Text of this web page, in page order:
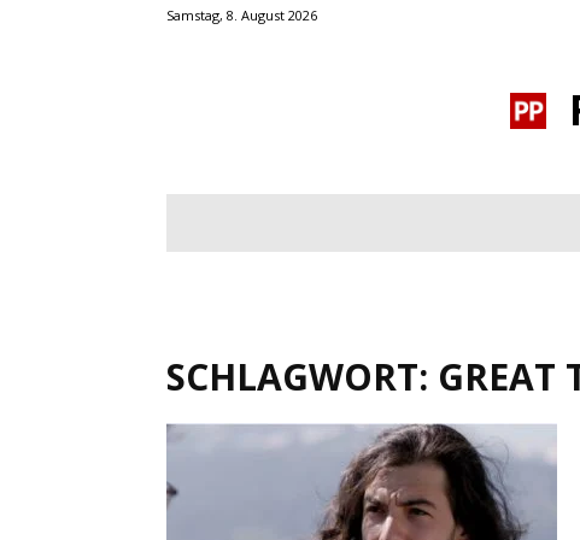
Samstag, 8. August 2026
SCHLAGWORT: GREAT